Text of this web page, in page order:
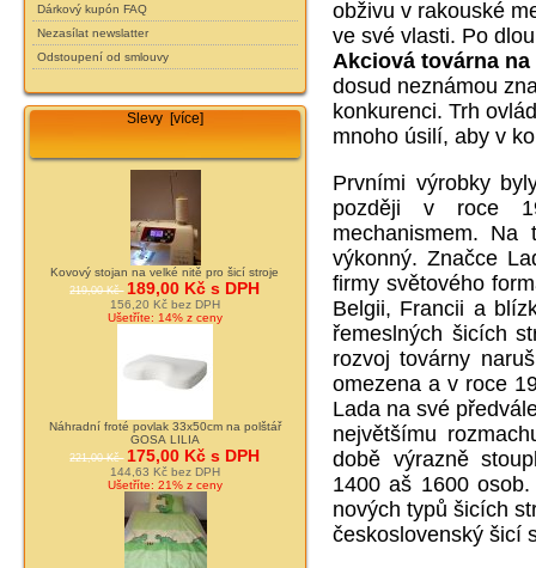
Dárkový kupón FAQ
Nezasílat newslatter
Odstoupení od smlouvy
Slevy [více]
Kovový stojan na velké nitě pro šicí stroje
219,00 Kč 189,00 Kč s DPH
156,20 Kč bez DPH
Ušetříte: 14% z ceny
Náhradní froté povlak 33x50cm na polštář
GOSA LILIA
221,00 Kč 175,00 Kč s DPH
144,63 Kč bez DPH
Ušetříte: 21% z ceny
obživu v rakouské
ve své vlasti. Po
Akciová továrna
dosud neznámou
konkurenci. Trh
mnoho úsilí, aby v
Prvními výrobky
později v roce
mechanismem.
výkonný. Značce
firmy světového
Belgii, Francii a
řemeslných šicích
rozvoj továrny
omezena a v roce
Lada na své
největšímu
době výrazně
1400 aš 1600
nových typů šicích
československý šicí